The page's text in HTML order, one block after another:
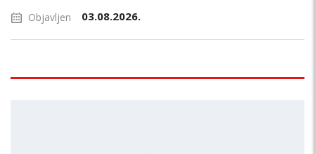
Objavljen 03.08.2026.